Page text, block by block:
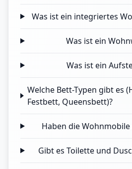
Was ist ein integriertes
Was ist ein
Was ist ein
Welche Bett-Typen gibt es
Festbett, Queensbett)?
Haben die
Gibt es Toilette und